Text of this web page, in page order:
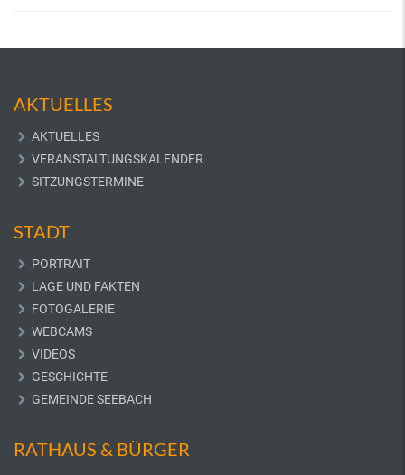
AKTUELLES
AKTUELLES
VERANSTALTUNGSKALENDER
SITZUNGSTERMINE
STADT
PORTRAIT
LAGE UND FAKTEN
FOTOGALERIE
WEBCAMS
VIDEOS
GESCHICHTE
GEMEINDE SEEBACH
RATHAUS & BÜRGER